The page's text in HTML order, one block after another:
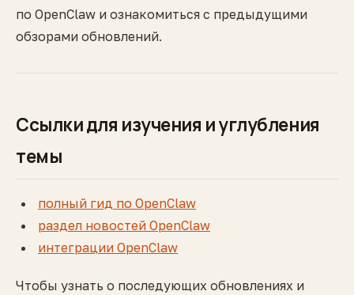
по OpenClaw и ознакомиться с предыдущими
обзорами обновлений.
Ссылки для изучения и углубления
темы
полный гид по OpenClaw
раздел новостей OpenClaw
интеграции OpenClaw
Чтобы узнать о последующих обновлениях и